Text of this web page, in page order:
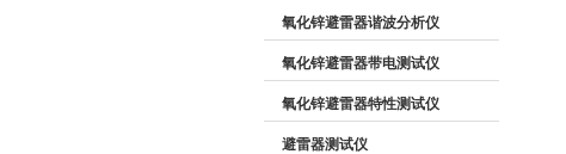
氧化锌避雷器谐波分析仪
氧化锌避雷器带电测试仪
氧化锌避雷器特性测试仪
避雷器测试仪